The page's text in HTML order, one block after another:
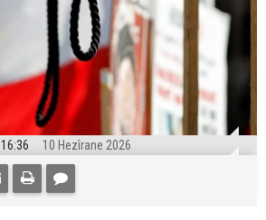
16:36 10 Hezîrane 2026